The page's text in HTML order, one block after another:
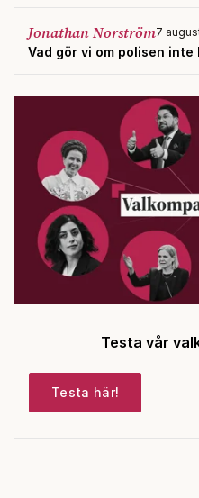
Jonathan Norström7
Vad gör vi om polisen inte
Testa vår
Testa här!